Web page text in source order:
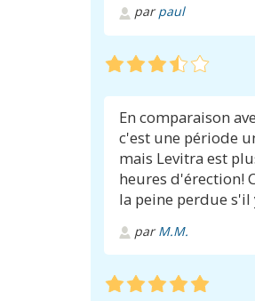
parpaul
En comparaison
c'est une période
mais Levitra est
heures d'érection!
la peine perdue s'il
parM.M.